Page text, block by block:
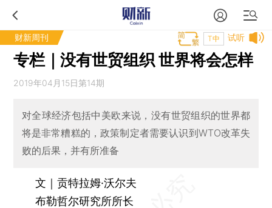
财新周刊 试听
T中
专栏｜没有世贸组织 世界将会怎样
2019年04月15日第14期
对全球经济包括中美欧来说，没有世贸组织的世界都
将是非常糟糕的，政策制定者需要认识到WTO改革失
败的后果，并有所准备
文｜贡特拉姆·沃尔夫
布勒哲尔研究所所长